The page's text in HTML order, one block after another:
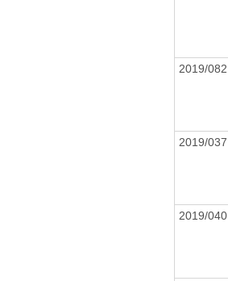
2019/082
2019/037
2019/040